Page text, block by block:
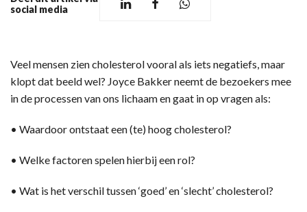
social media
Veel mensen zien cholesterol vooral als iets negatiefs, maar
klopt dat beeld wel? Joyce Bakker neemt de bezoekers mee
in de processen van ons lichaam en gaat in op vragen als:
• Waardoor ontstaat een (te) hoog cholesterol?
• Welke factoren spelen hierbij een rol?
• Wat is het verschil tussen ‘goed’ en ‘slecht’ cholesterol?